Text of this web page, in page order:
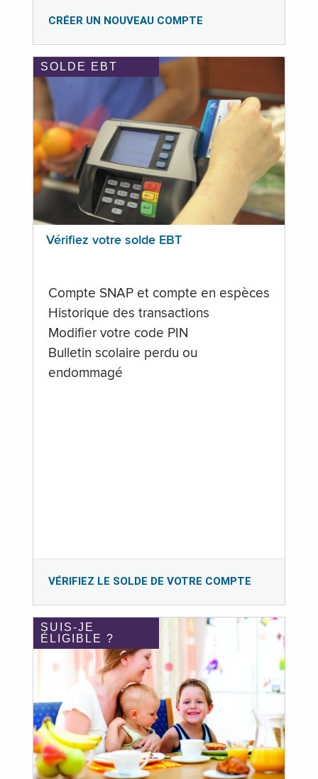
CRÉER UN NOUVEAU COMPTE
SOLDE EBT
Vérifiez votre solde EBT
Compte SNAP et compte en espèces
Historique des transactions
Modifier votre code PIN
Bulletin scolaire perdu ou
endommagé
VÉRIFIEZ LE SOLDE DE VOTRE COMPTE
SUIS-JE
ÉLIGIBLE ?